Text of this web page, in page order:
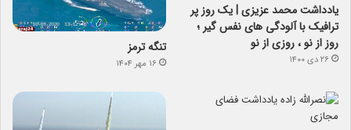
یادداشت محمد عزیزی | یک روز پر
ترافیک با آلودگی های نفس گیر ؛
روز از نو ، روزی از نو
۲۶ دی ۱۴۰۰
تنگه ترمز
۱۶ مهر ۱۴۰۴